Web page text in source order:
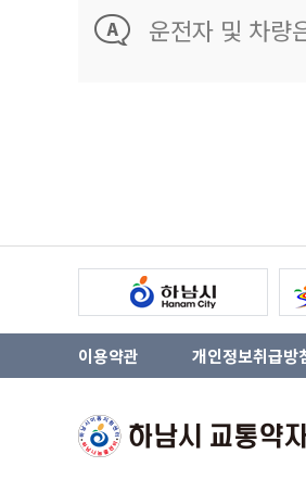
운전자 및 차량
이용약관 개인정보취급방